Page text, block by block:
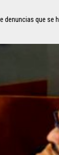
que se